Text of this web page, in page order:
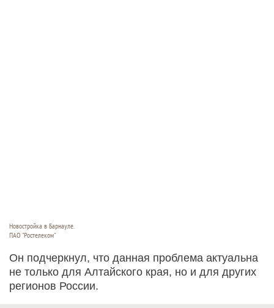
Новостройка в Барнауле.
ПАО "Ростелеком"
Он подчеркнул, что данная проблема актуальна
не только для Алтайского края, но и для других
регионов России.